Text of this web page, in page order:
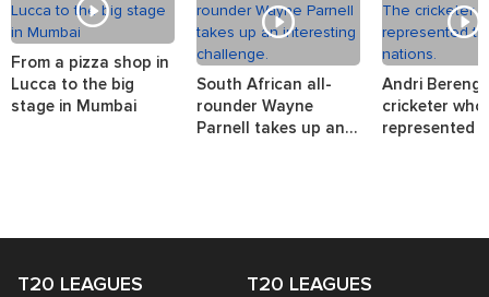
From a pizza shop in
Lucca to the big
stage in Mumbai
South African all-
rounder Wayne
Parnell takes up an
Andri
cricketer who
represented
T20 LEAGUES T20 LEAGUES